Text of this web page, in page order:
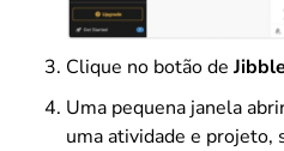
Clique no botão de
Uma pequena janela
uma atividade e projeto,